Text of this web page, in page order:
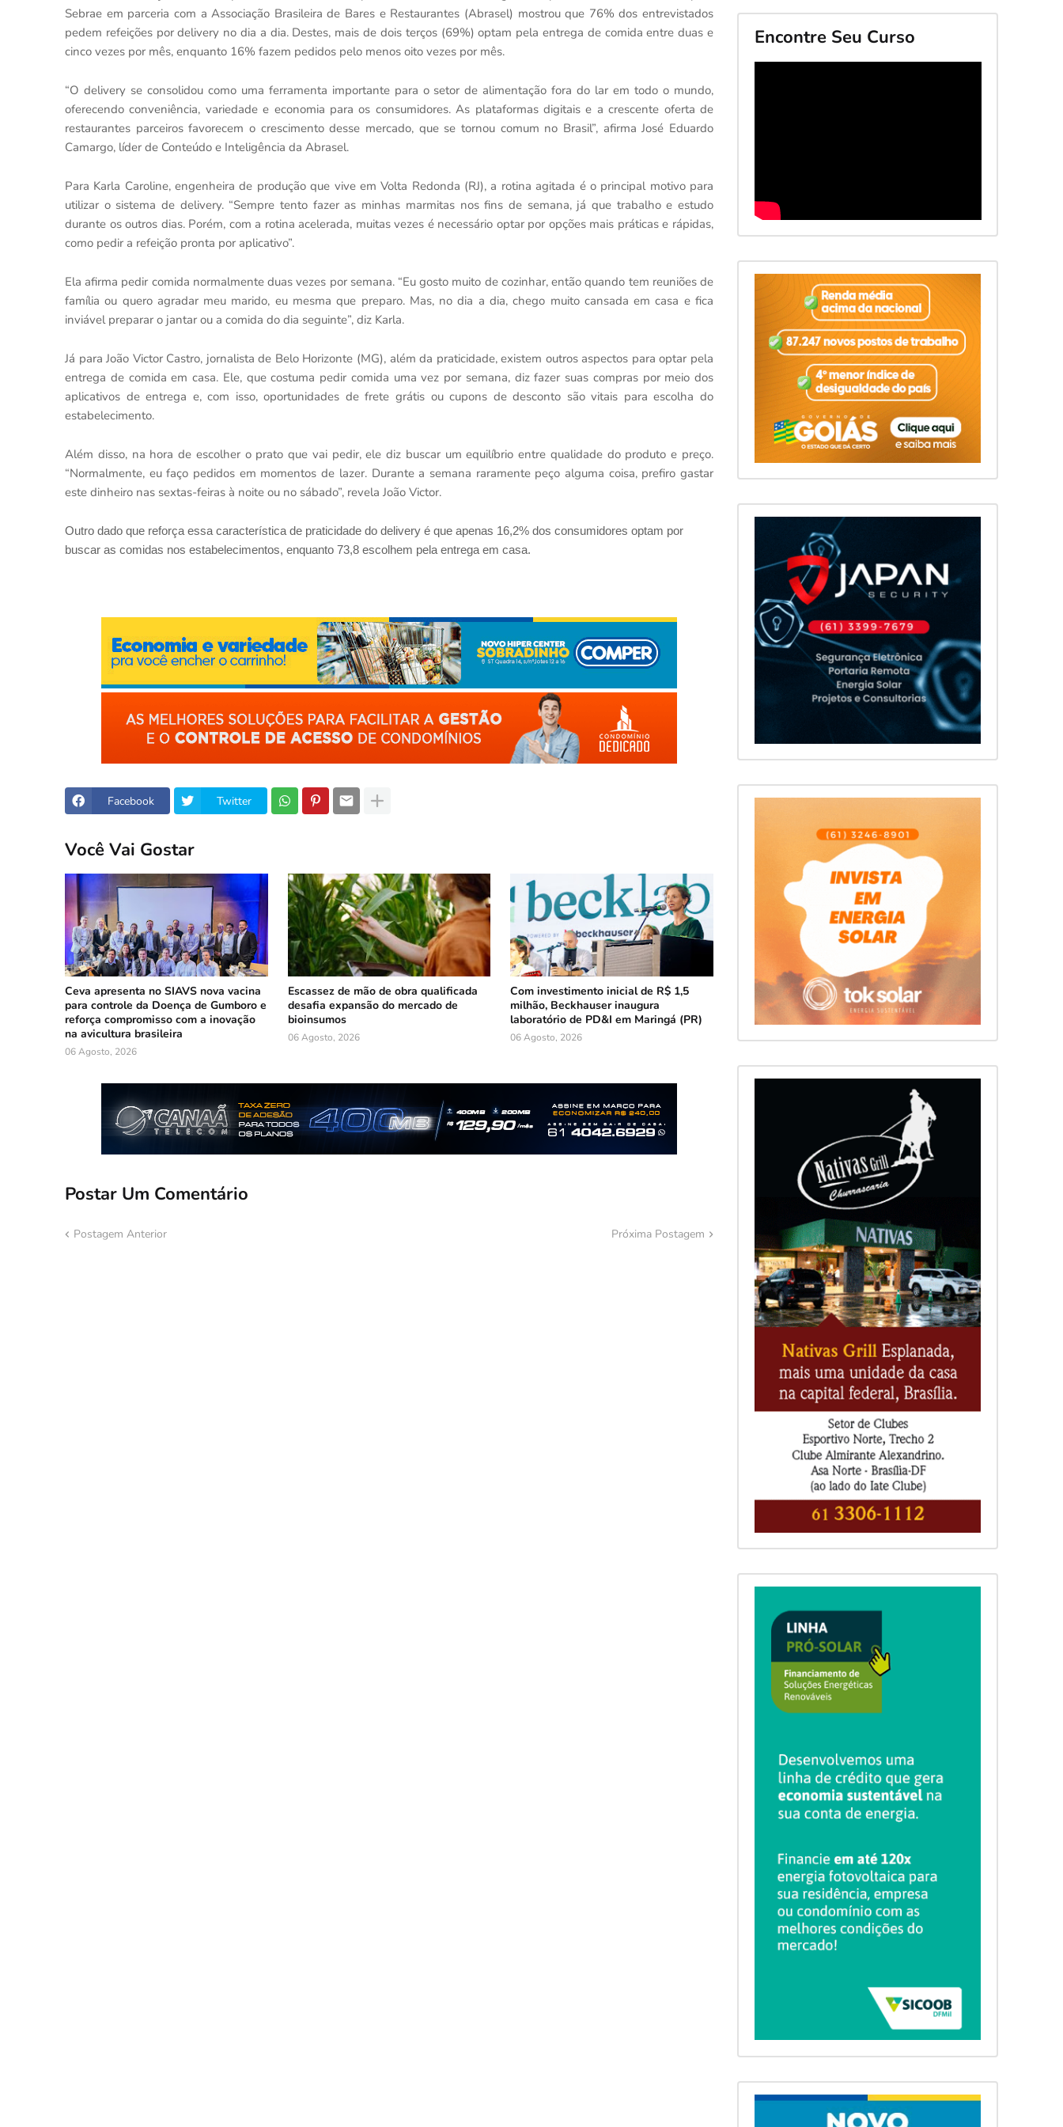
Sebrae em parceria com a Associação Brasileira de Bares e Restaurantes (Abrasel) mostrou que 76% dos entrevistados
pedem refeições por delivery no dia a dia. Destes, mais de dois terços (69%) optam pela entrega de comida entre duas e
cinco vezes por mês, enquanto 16% fazem pedidos pelo menos oito vezes por mês.
“O delivery se consolidou como uma ferramenta importante para o setor de alimentação fora do lar em todo o mundo,
oferecendo conveniência, variedade e economia para os consumidores. As plataformas digitais e a crescente oferta de
restaurantes parceiros favorecem o crescimento desse mercado, que se tornou comum no Brasil”, afirma José Eduardo
Camargo, líder de Conteúdo e Inteligência da Abrasel.
Para Karla Caroline, engenheira de produção que vive em Volta Redonda (RJ), a rotina agitada é o principal motivo para
utilizar o sistema de delivery. “Sempre tento fazer as minhas marmitas nos fins de semana, já que trabalho e estudo
durante os outros dias. Porém, com a rotina acelerada, muitas vezes é necessário optar por opções mais práticas e rápidas,
como pedir a refeição pronta por aplicativo”.
Ela afirma pedir comida normalmente duas vezes por semana. “Eu gosto muito de cozinhar, então quando tem reuniões de
família ou quero agradar meu marido, eu mesma que preparo. Mas, no dia a dia, chego muito cansada em casa e fica
inviável preparar o jantar ou a comida do dia seguinte”, diz Karla.
Já para João Victor Castro, jornalista de Belo Horizonte (MG), além da praticidade, existem outros aspectos para optar pela
entrega de comida em casa. Ele, que costuma pedir comida uma vez por semana, diz fazer suas compras por meio dos
aplicativos de entrega e, com isso, oportunidades de frete grátis ou cupons de desconto são vitais para escolha do
estabelecimento.
Além disso, na hora de escolher o prato que vai pedir, ele diz buscar um equilíbrio entre qualidade do produto e preço.
“Normalmente, eu faço pedidos em momentos de lazer. Durante a semana raramente peço alguma coisa, prefiro gastar
este dinheiro nas sextas-feiras à noite ou no sábado”, revela João Victor.
Outro dado que reforça essa característica de praticidade do delivery é que apenas 16,2% dos consumidores optam por
buscar as comidas nos estabelecimentos, enquanto 73,8 escolhem pela entrega em casa.
Facebook Twitter
Você Vai Gostar
Ceva apresenta no SIAVS nova vacina
para controle da Doença de Gumboro e
reforça compromisso com a inovação
na avicultura brasileira
06 Agosto, 2026
Escassez de mão de obra qualificada
desafia expansão do mercado de
bioinsumos
06 Agosto, 2026
Com investimento inicial de R$ 1,5
milhão, Beckhauser inaugura
laboratório de PD&I em Maringá (PR)
06 Agosto, 2026
Postar Um Comentário
Postagem Anterior Próxima Postagem
Encontre Seu Curso